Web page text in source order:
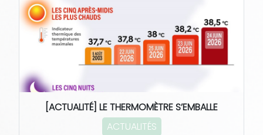
[ACTUALITÉ] LE THERMOMÈTRE S’EMBALLE
ACTUALITÉS